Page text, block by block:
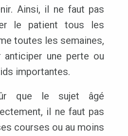
Ainsi, il ne faut pas
le patient tous les
toutes les semaines,
anticiper une perte ou
importantes.
que le sujet âgé
il ne faut pas
courses ou au moins